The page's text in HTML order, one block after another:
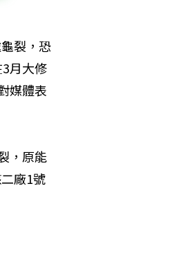
裂，恐
月大修
媒體表
，原能
廠1號